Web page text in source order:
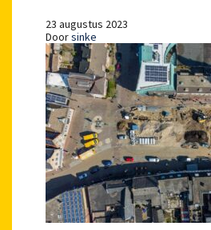
23 augustus 2023
Doorsinke